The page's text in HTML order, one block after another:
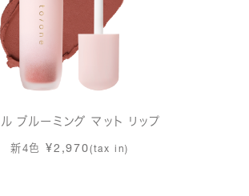
ブルーミング マット リップ
新4色 ¥2,970(tax in)